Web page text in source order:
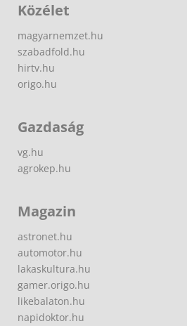
Közélet
magyarnemzet.hu
szabadfold.hu
hirtv.hu
origo.hu
Gazdaság
vg.hu
agrokep.hu
Magazin
astronet.hu
automotor.hu
lakaskultura.hu
gamer.origo.hu
likebalaton.hu
napidoktor.hu